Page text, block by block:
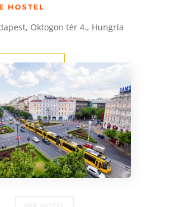
HOSTEL
Oktogon tér 4., Hungría